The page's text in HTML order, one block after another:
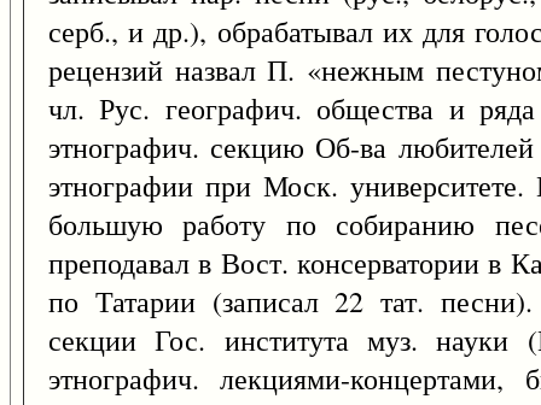
серб., и др.), обрабатывал их для
рецензий назвал П. «нежным
чл. Рус. географич. общества и
этнографич. секцию Об-ва любителей
этнографии при Моск.
большую работу по собиранию
преподавал в Вост. консерватории в
по Татарии (записал 22 тат.
секции Гос. института муз.
этнографич. лекциями-